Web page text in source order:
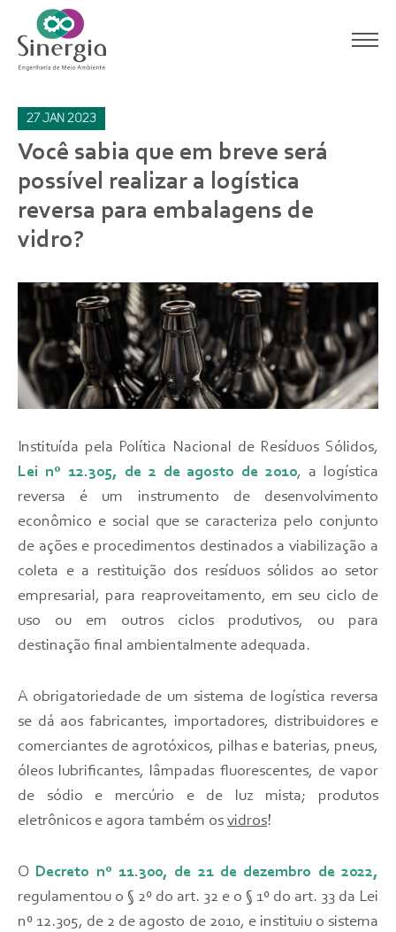
27 jan 2023
Você sabia que em breve será
possível realizar a logística
reversa para embalagens de
vidro?
Instituída pela Política Nacional de Resíduos Sólidos,
Lei nº 12.305, de 2 de agosto de 2010, a logística
reversa é um instrumento de desenvolvimento
econômico e social que se caracteriza pelo conjunto
de ações e procedimentos destinados a viabilização a
coleta e a restituição dos resíduos sólidos ao setor
empresarial, para reaproveitamento, em seu ciclo de
uso ou em outros ciclos produtivos, ou para
destinação final ambientalmente adequada.
A obrigatoriedade de um sistema de logística reversa
se dá aos fabricantes, importadores, distribuidores e
comerciantes de agrotóxicos, pilhas e baterias, pneus,
óleos lubrificantes, lâmpadas fluorescentes, de vapor
de sódio e mercúrio e de luz mista; produtos
eletrônicos e agora também os vidros!
O Decreto nº 11.300, de 21 de dezembro de 2022,
regulamentou o § 2º do art. 32 e o § 1º do art. 33 da Lei
nº 12.305, de 2 de agosto de 2010, e instituiu o sistema